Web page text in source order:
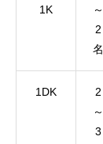
1K
～
2
名
1DK
2
～
3